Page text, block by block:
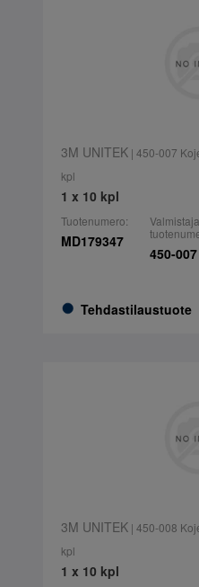
3M UNITEK| 450-007
kpl
1 x 10 kpl
Tuotenumero:
MD179347
Tehdastilaustuote
450-007
3M UNITEK| 450-008
kpl
1 x 10 kpl